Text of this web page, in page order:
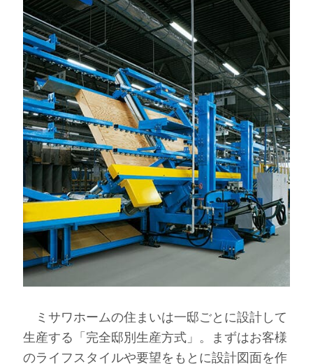
ミサワホームの住まいは一邸ごとに設計して
生産する「完全邸別生産方式」。まずはお客様
のライフスタイルや要望をもとに設計図面を作